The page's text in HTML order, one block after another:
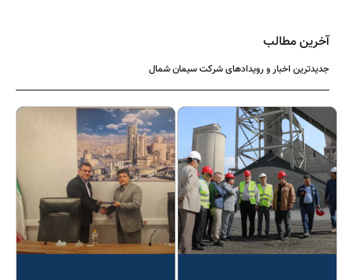
آخرین مطالب
جدیدترین اخبار و رویدادهای شرکت سیمان شمال